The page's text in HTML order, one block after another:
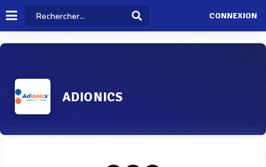
CONNEXION
ADIONICS